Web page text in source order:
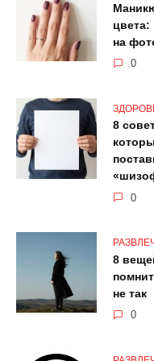
цвета:
на
0
8
0
8
не так
0